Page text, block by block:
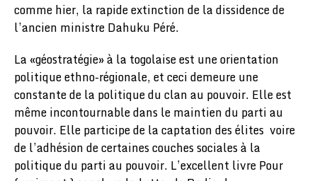
comme hier, la rapide extinction de la dissidence de
l’ancien ministre Dahuku Péré.
La «géostratégie» à la togolaise est une orientation
politique ethno-régionale, et ceci demeure une
constante de la politique du clan au pouvoir. Elle est
même incontournable dans le maintien du parti au
pouvoir. Elle participe de la captation des élites voire
de l’adhésion de certaines couches sociales à la
politique du parti au pouvoir. L’excellent livre Pour